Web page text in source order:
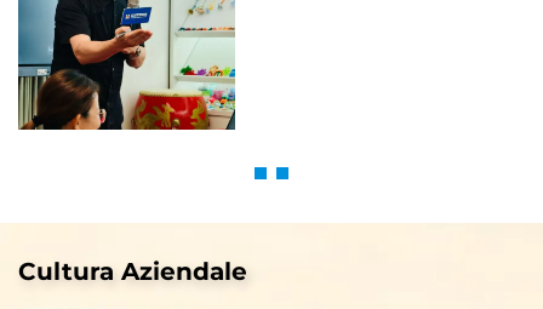
Cultura Aziendale